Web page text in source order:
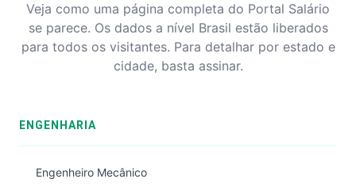
Veja como uma página completa do Portal Salário
se parece. Os dados a nível Brasil estão liberados
para todos os visitantes. Para detalhar por estado e
cidade, basta assinar.
ENGENHARIA
Engenheiro Mecânico